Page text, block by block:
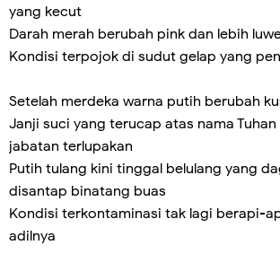
yang kecut
Darah merah berubah pink dan lebih
Kondisi terpojok di sudut gelap yang
Setelah merdeka warna putih berubah
Janji suci yang terucap atas nama
jabatan terlupakan
Putih tulang kini tinggal belulang yang
disantap binatang buas
Kondisi terkontaminasi tak lagi berapi-
adilnya